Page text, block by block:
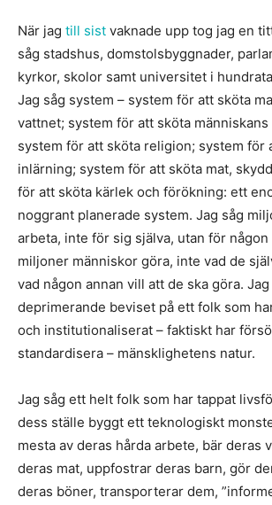
När jag till sist vaknade upp tog jag en
såg stadshus, domstolsbyggnader,
kyrkor, skolor samt universitet i
Jag såg system – system för att sköta
vattnet; system för att sköta
system för att sköta religion; system för
inlärning; system för att sköta mat,
för att sköta kärlek och förökning: ett
noggrant planerade system. Jag såg
arbeta, inte för sig själva, utan för någon
miljoner människor göra, inte vad de
vad någon annan vill att de ska göra.
deprimerande beviset på ett folk som
och institutionaliserat – faktiskt har
standardisera – mänsklighetens natur.
Jag såg ett helt folk som har tappat
dess ställe byggt ett teknologiskt
mesta av deras hårda arbete, bär deras
deras mat, uppfostrar deras barn, gör
deras böner, transporterar dem,